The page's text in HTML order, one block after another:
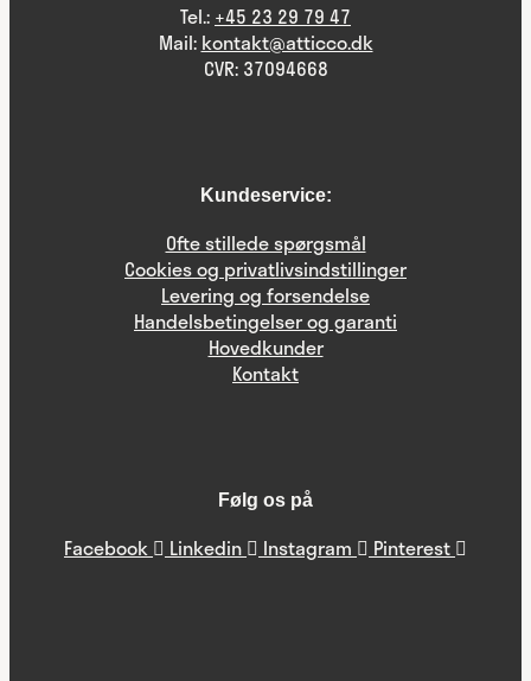
Tel.: +45 23 29 79 47
Mail: kontakt@atticco.dk
CVR: 37094668
Kundeservice:
Ofte stillede spørgsmål
Cookies og privatlivsindstillinger
Levering og forsendelse
Handelsbetingelser og garanti
Hovedkunder
Kontakt
Følg os på
Facebook Linkedin Instagram Pinterest